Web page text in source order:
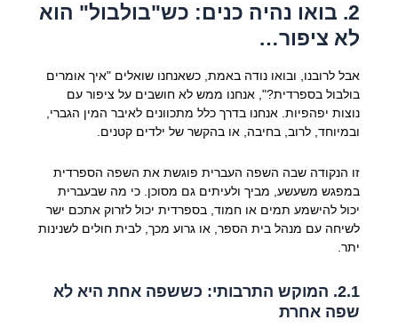
2. בואו נהיה כנים: כש"בולבול" הוא
לא ציפור…
אבל לרובנו, ובואו נודה באמת, כשאנחנו שואלים "איך אומרים
בולבול בספרדית?", אנחנו ממש לא חושבים על ציפור עם
נוצות יפהפיות. אנחנו בדרך כלל מתכוונים לאיבר המין הגברי,
ובמיוחד, לרוב, בחיבה, או בהקשר של ילדים קטנים.
זו הנקודה שבה השפה העברית פוגשת את השפה הספרדית
במפגש משעשע, מביך ולעיתים גם מסוכן. כי מה שבעברית
יכול להישמע תמים או חמוד, בספרדית יכול לזרוק אתכם ישר
לשיחה עם מנהל בית הספר, או גרוע מכך, לבית חולים לשנינות
יתר.
2.1. המוקש התרבותי: כששפה אחת היא לא
שפה אחרת